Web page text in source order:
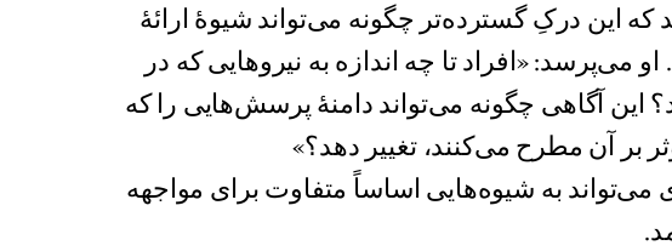
این درکِ گسترده‌تر چگونه می‌تواند شیوهٔ ارائهٔ
«افراد تا چه اندازه به نیروهایی که در
این آگاهی چگونه می‌تواند دامنهٔ پرسش‌هایی را که
بر آن مطرح می‌کنند، تغییر دهد؟»
به شیوه‌هایی اساساً متفاوت برای مواجهه